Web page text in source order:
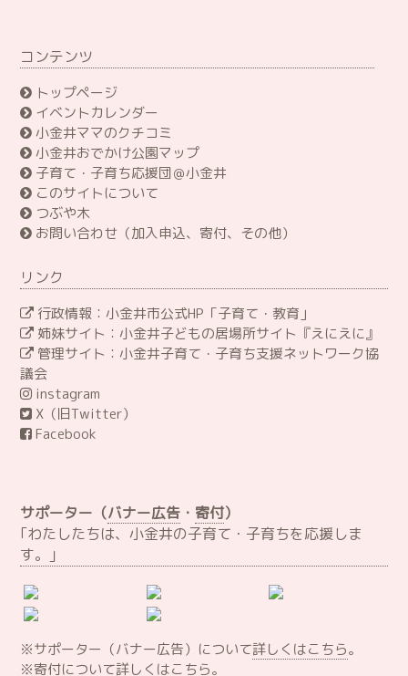
コンテンツ
トップページ
イベントカレンダー
小金井ママのクチコミ
小金井おでかけ公園マップ
子育て・子育ち応援団＠小金井
このサイトについて
つぶや木
お問い合わせ（加入申込、寄付、その他）
リンク
行政情報：小金井市公式HP「子育て・教育」
姉妹サイト：小金井子どもの居場所サイト『えにえに』
管理サイト：小金井子育て・子育ち支援ネットワーク協
議会
instagram
X（旧Twitter）
Facebook
サポーター（バナー広告 ・ 寄付）
｢わたしたちは、小金井の子育て・子育ちを応援しま
す。｣
※サポーター（バナー広告）について詳しくはこちら。
※寄付について詳しくはこちら。